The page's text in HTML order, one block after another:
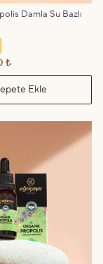
Damla Su Bazlı
₺
Ekle